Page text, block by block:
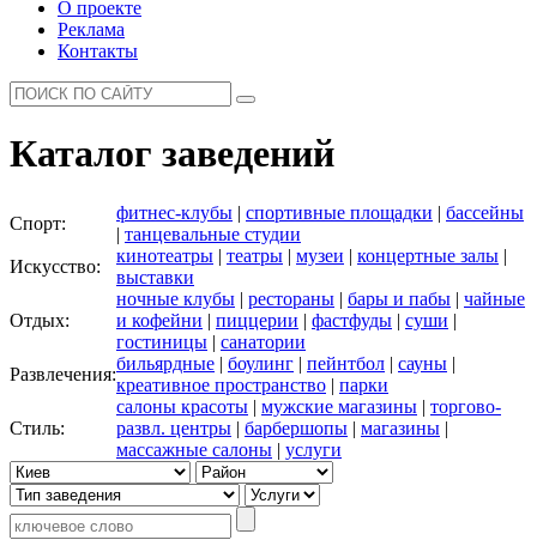
О проекте
Реклама
Контакты
Каталог заведений
Спорт:
фитнес-клубы | спортивные площадки | бассейны
| танцевальные студии
Искусство:
кинотеатры | театры | музеи | концертные залы |
выставки
Отдых:
ночные клубы | рестораны | бары и пабы | чайные
и кофейни | пиццерии | фастфуды | суши |
гостиницы | санатории
Развлечения:
бильярдные | боулинг | пейнтбол | сауны |
креативное пространство | парки
Стиль:
салоны красоты | мужские магазины | торгово-
развл. центры | барбершопы | магазины |
массажные салоны | услуги